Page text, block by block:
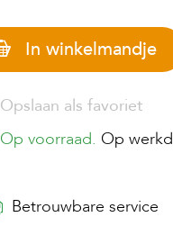
In winkelmandje
Opslaan als favoriet
Op voorraad. Op
Betrouwbare service